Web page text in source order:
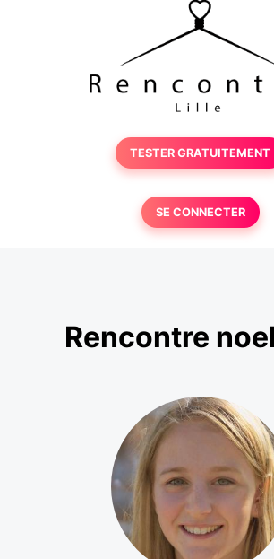
TESTER GRATUITEMENT
SE CONNECTER
Rencontre